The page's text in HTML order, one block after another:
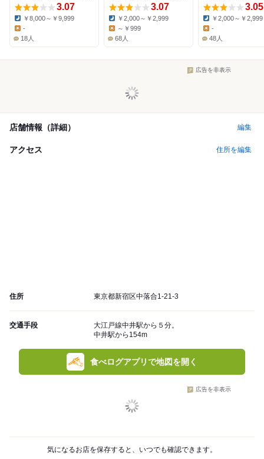
3.07
Dinner:
￥8,000～￥9,999
Lunch:
-
18人
3.07
Dinner:
￥2,000～￥2,999
Lunch:
～￥999
68人
3.05
Dinner:
￥2,000～￥2,999
Lunch:
-
48人
広告を非表示
店舗情報（詳細） 編集
アクセス 住所を編集
住所 東京都新宿区中落合1-21-3
交通手段
大江戸線中井駅から５分。
中井駅から154m
食べログアプリで地図を開く
広告を非表示
気になるお店を保存すると、いつでも確認できます。